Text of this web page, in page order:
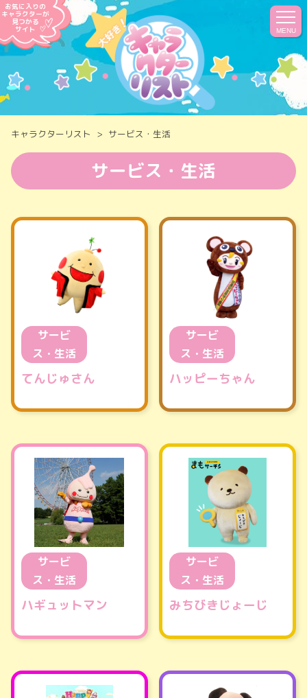
MENU
お気に入りの
キャラクターが
見つかる
サイト
キャラクターリスト サービス・生活
サービス・生活
サービ
ス・生活
てんじゅさん
サービ
ス・生活
ハッピーちゃん
サービ
ス・生活
ハギュットマン
サービ
ス・生活
みちびきじょーじ